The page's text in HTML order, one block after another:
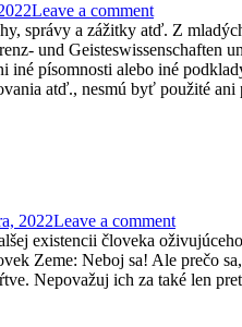
Leave a comment
správy a zážitky atď. Z
und
iné písomnosti alebo iné
atď., nesmú byť použité
2022Leave a comment
existencii človeka
Zeme: Neboj sa! Ale prečo
Nepovažuj ich za také len